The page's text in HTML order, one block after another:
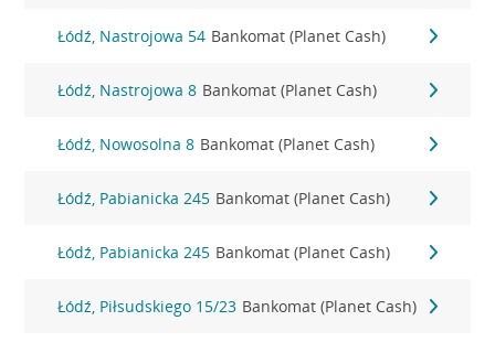
Łódź, Nastrojowa 54 Bankomat (Planet Cash)
Łódź, Nastrojowa 8 Bankomat (Planet Cash)
Łódź, Nowosolna 8 Bankomat (Planet Cash)
Łódź, Pabianicka 245 Bankomat (Planet Cash)
Łódź, Pabianicka 245 Bankomat (Planet Cash)
Łódź, Piłsudskiego 15/23 Bankomat (Planet Cash)